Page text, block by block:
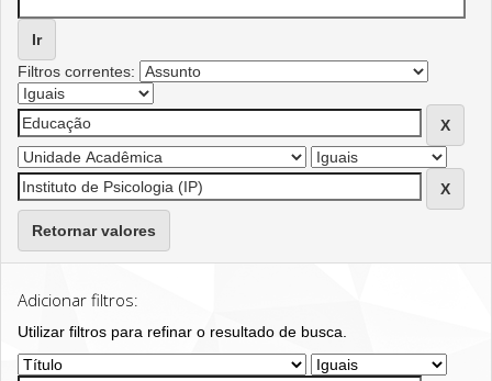
Filtros correntes:
Retornar valores
Adicionar filtros:
Utilizar filtros para refinar o resultado de busca.